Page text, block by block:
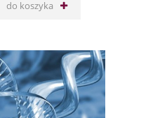
do koszyka